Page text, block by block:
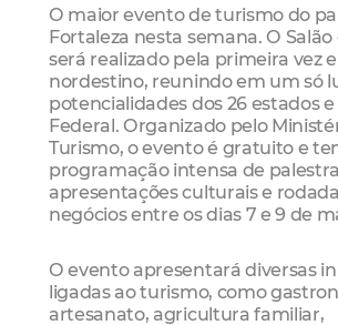
O maior evento de turismo do
Fortaleza nesta semana. O
será realizado pela primeira vez
nordestino, reunindo em um só
potencialidades dos 26 estados
Federal. Organizado pelo
Turismo, o evento é gratuito e
programação intensa de
apresentações culturais e
negócios entre os dias 7 e 9 de
O evento apresentará diversas
ligadas ao turismo, como
artesanato, agricultura familiar,